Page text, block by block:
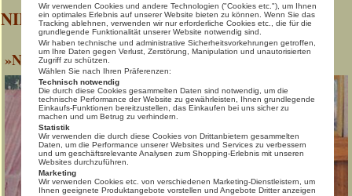
Baby- & Kinderbetten
Gäste- & Jugendbetten
Kinder- & Jugendschreibtische
Natur-Spielmöbel
Regale- & Würfelsysteme
Home Office
Schöner Wohnen
Schlafen in Natur
NILS Kinderbett
»NILS Kinderbett«
Wir verwenden Cookies und andere Technologien ("Cookies etc."), um Ihnen
ein optimales Erlebnis auf unserer Website bieten zu können. Wenn Sie das
Tracking ablehnen, verwenden wir nur erforderliche Cookies etc., die für die
grundlegende Funktionalität unserer Website notwendig sind.
Wir haben technische und administrative Sicherheitsvorkehrungen getroffen,
um Ihre Daten gegen Verlust, Zerstörung, Manipulation und unautorisierten
Zugriff zu schützen.
Wählen Sie nach Ihren Präferenzen:
Technisch notwendig
Die durch diese Cookies gesammelten Daten sind notwendig, um die
technische Performance der Website zu gewährleisten, Ihnen grundlegende
Einkaufs-Funktionen bereitzustellen, das Einkaufen bei uns sicher zu
machen und um Betrug zu verhindern.
Statistik
Wir verwenden die durch diese Cookies von Drittanbietern gesammelten
Daten, um die Performance unserer Websites und Services zu verbessern
und um geschäftsrelevante Analysen zum Shopping-Erlebnis mit unseren
Websites durchzuführen.
Marketing
Wir verwenden Cookies etc. von verschiedenen Marketing-Dienstleistern, um
Ihnen geeignete Produktangebote vorstellen und Angebote Dritter anzeigen